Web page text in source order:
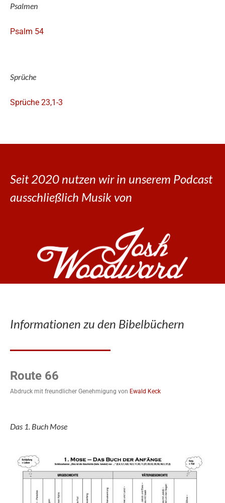
Psalmen
Psalm 54
Sprüche
Sprüche 23,1-3
Seit 2020 nutzen wir in unserem Podcast
ausschließlich Musik von
Informationen zu den Bibelbüchern
Route 66
Abdruck mit freundlicher Genehmigung von Ewald Keck
Das 1. Buch Mose